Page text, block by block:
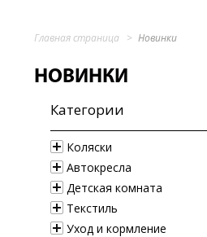
Главная страница Новинки
НОВИНКИ
Категории
Коляски
Автокресла
Детская комната
Текстиль
Уход и кормление